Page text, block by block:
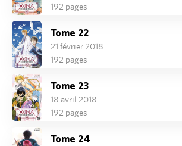
192 pages
Tome 22
21 février 2018
192 pages
Tome 23
18 avril 2018
192 pages
Tome 24